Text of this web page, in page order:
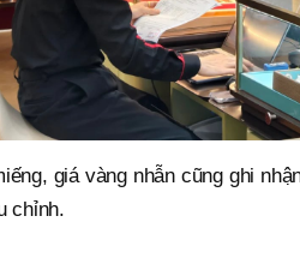
giá vàng nhẫn cũng ghi
chỉnh.